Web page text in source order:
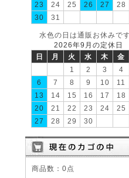
23
24 25 26 27 28
30
31
水色の日は通販お休みです
2026年9月の定休日
日
月 火 水 木 金
1
2 3 4
6
7 8 9 10 11
13
14 15 16 17 18
20
21 22 23 24 25
27
28 29 30
商品数：0点